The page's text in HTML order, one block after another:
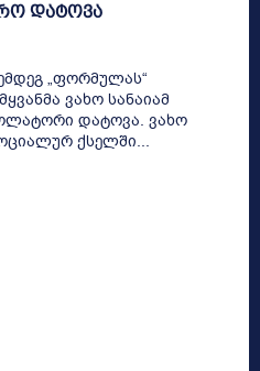
დატოვა
„ფორმულას“
ვახო სანაიამ
დატოვა. ვახო
ქსელში...